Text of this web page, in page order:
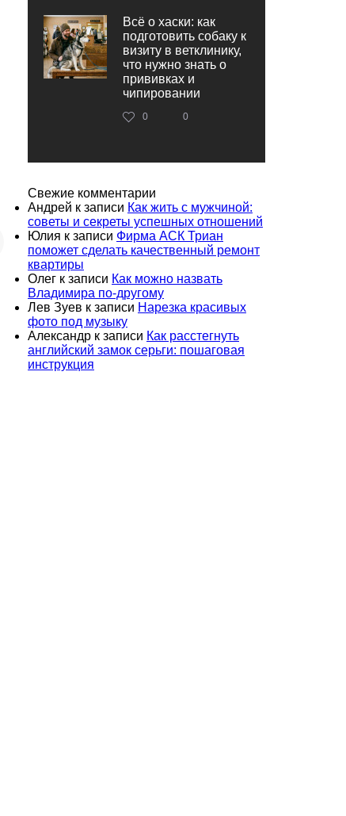
Всё о хаски: как
подготовить собаку к
визиту в ветклинику,
что нужно знать о
прививках и
чипировании
0 0
Свежие комментарии
Андрей к записи Как жить с мужчиной:
советы и секреты успешных отношений
Юлия к записи Фирма АСК Триан
поможет сделать качественный ремонт
квартиры
Олег к записи Как можно назвать
Владимира по-другому
Лев Зуев к записи Нарезка красивых
фото под музыку
Александр к записи Как расстегнуть
английский замок серьги: пошаговая
инструкция